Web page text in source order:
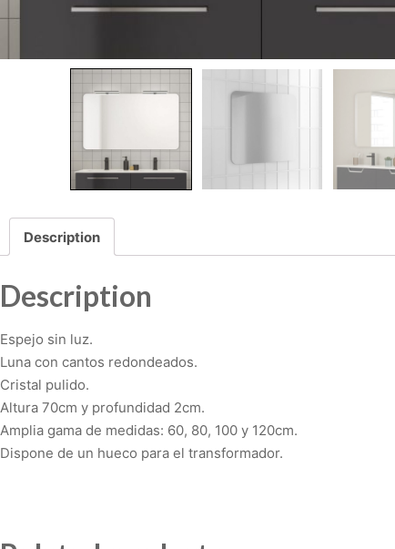
Description
Description
Espejo sin luz.
Luna con cantos redondeados.
Cristal pulido.
Altura 70cm y profundidad 2cm.
Amplia gama de medidas: 60, 80, 100 y 120cm.
Dispone de un hueco para el transformador.